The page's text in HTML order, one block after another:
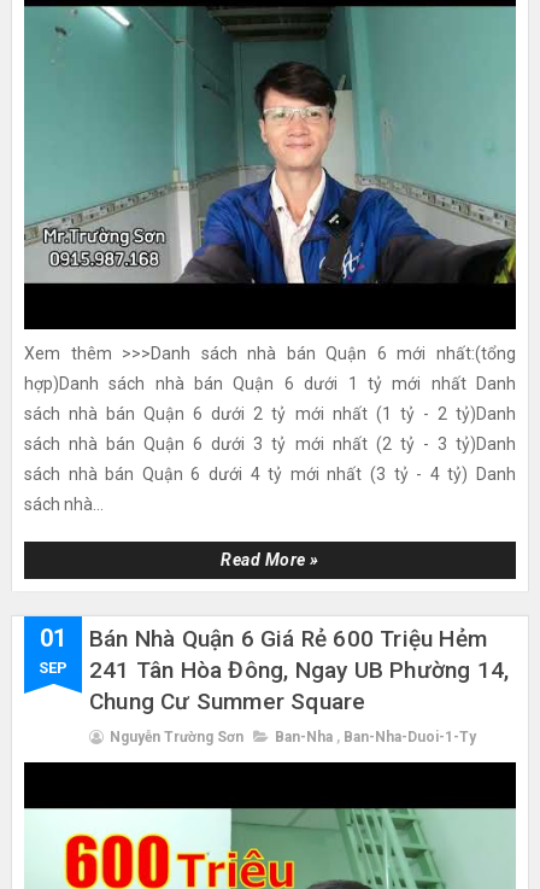
Xem thêm >>>Danh sách nhà bán Quận 6 mới nhất:(tổng
hợp)Danh sách nhà bán Quận 6 dưới 1 tỷ mới nhất Danh
sách nhà bán Quận 6 dưới 2 tỷ mới nhất (1 tỷ - 2 tỷ)Danh
sách nhà bán Quận 6 dưới 3 tỷ mới nhất (2 tỷ - 3 tỷ)Danh
sách nhà bán Quận 6 dưới 4 tỷ mới nhất (3 tỷ - 4 tỷ) Danh
sách nhà...
Read More »
01
SEP
Bán Nhà Quận 6 Giá Rẻ 600 Triệu Hẻm
241 Tân Hòa Đông, Ngay UB Phường 14,
Chung Cư Summer Square
Nguyễn Trường Sơn Ban-Nha , Ban-Nha-Duoi-1-Ty